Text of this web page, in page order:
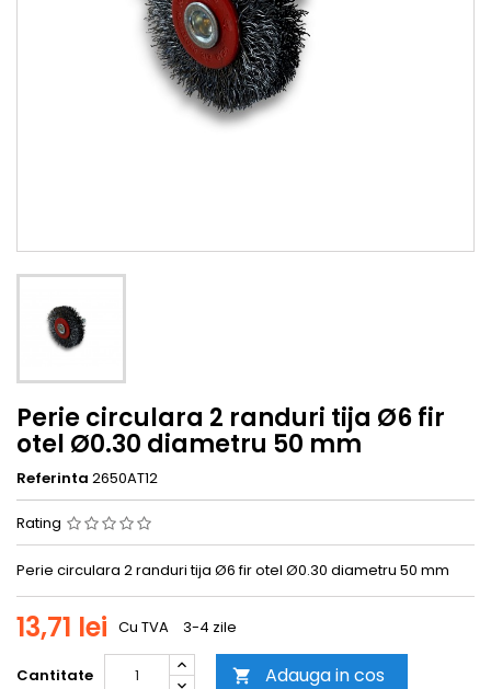
Perie circulara 2 randuri tija Ø6 fir
otel Ø0.30 diametru 50 mm
Referinta 2650AT12
Rating
Perie circulara 2 randuri tija Ø6 fir otel Ø0.30 diametru 50 mm
13,71 lei Cu TVA 3-4 zile
Cantitate  Adauga in cos